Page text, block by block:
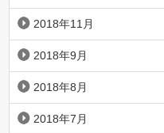
2018年11月
2018年9月
2018年8月
2018年7月